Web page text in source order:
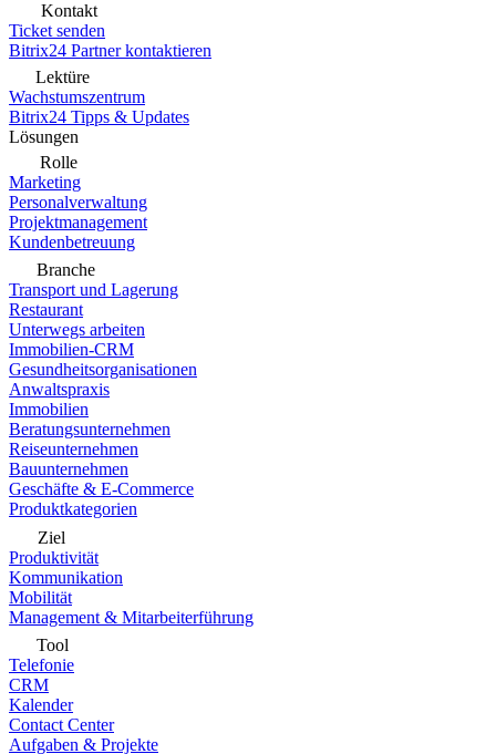
Kontakt
Ticket senden
Bitrix24 Partner kontaktieren
Lektüre
Wachstumszentrum
Bitrix24 Tipps & Updates
Lösungen
Rolle
Marketing
Personalverwaltung
Projektmanagement
Kundenbetreuung
Branche
Transport und Lagerung
Restaurant
Unterwegs arbeiten
Immobilien-CRM
Gesundheitsorganisationen
Anwaltspraxis
Immobilien
Beratungsunternehmen
Reiseunternehmen
Bauunternehmen
Geschäfte & E-Commerce
Produktkategorien
Ziel
Produktivität
Kommunikation
Mobilität
Management & Mitarbeiterführung
Tool
Telefonie
CRM
Kalender
Contact Center
Aufgaben & Projekte